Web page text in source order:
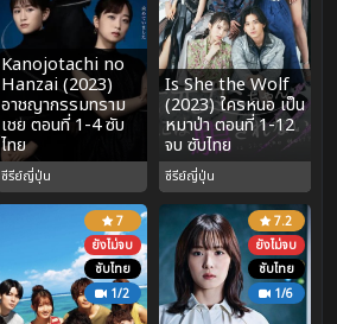
Kanojotachi no
Hanzai (2023)
อาชญากรรมทราม
เชย ตอนที่ 1-4 ซับ
ไทย
ซีรีย์ญี่ปุ่น
Is She the Wolf
(2023) ใครหนอ เป็น
หมาป่า ตอนที่ 1-12
จบ ซับไทย
ซีรีย์ญี่ปุ่น
7
ยังไม่จบ
ซับไทย
1/2
7.2
ยังไม่จบ
ซับไทย
1/6